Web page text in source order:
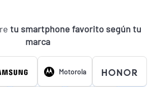
tu smartphone favorito según tu
marca
Motorola